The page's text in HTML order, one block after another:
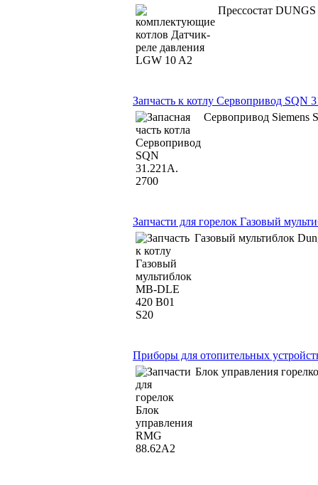
Прессостат
Запчасть к котлу Сервопривод SQN
Сервопривод Siemens
Запчасти для горелок Газовый
Газовый мультиблок
Приборы для отопительных
Блок управления